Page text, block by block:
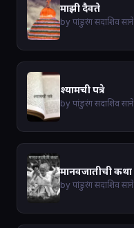
माझी दैवते
by पांडुरंग सदाशिव साने
श्यामची पत्रे
by पांडुरंग सदाशिव साने
मानवजातीची कथा
by पांडुरंग सदाशिव साने